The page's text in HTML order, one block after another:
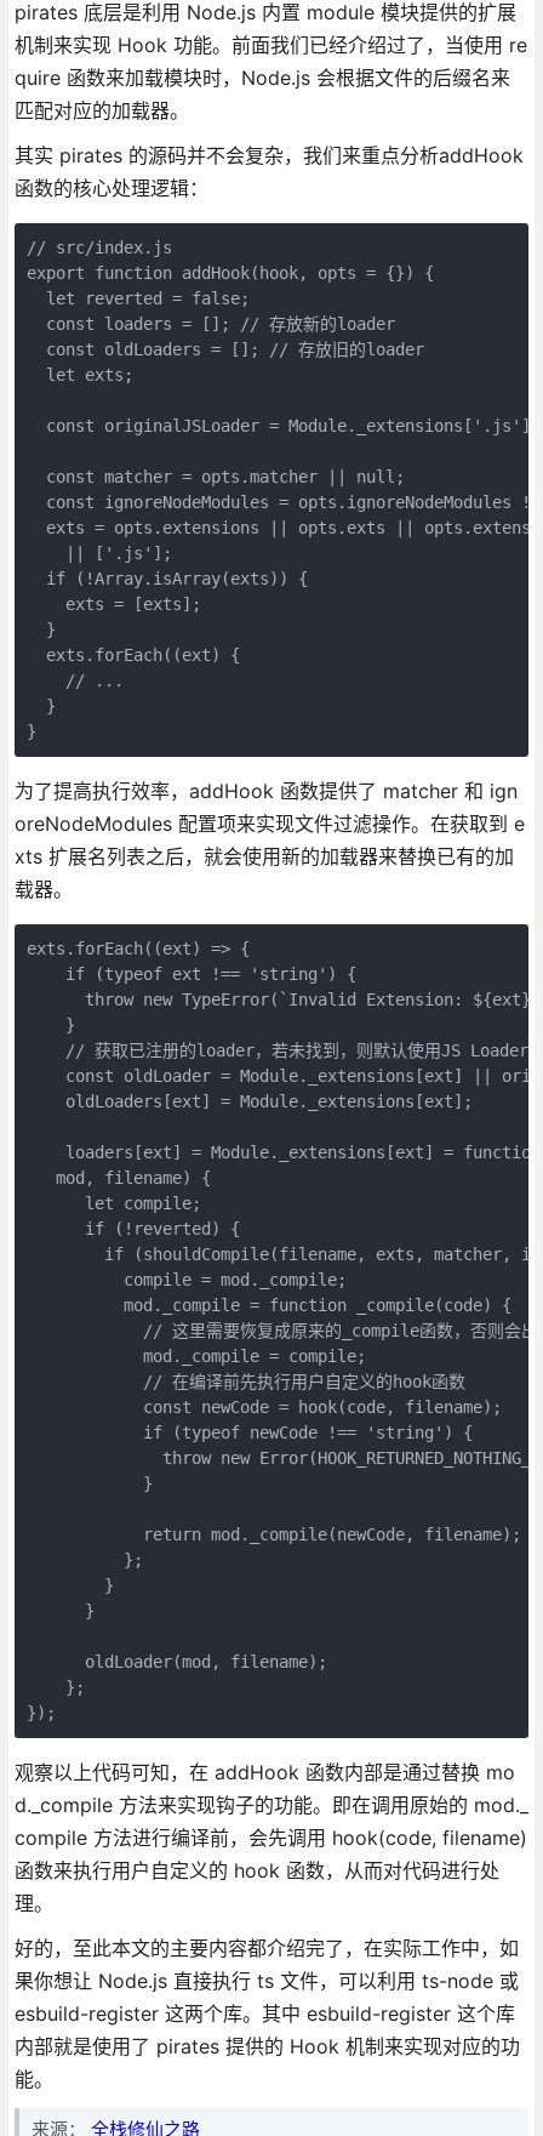
pirates 底层是利用 Node.js 内置 module 模块提供的扩展
机制来实现 Hook 功能。前面我们已经介绍过了，当使用 re
quire 函数来加载模块时，Node.js 会根据文件的后缀名来
匹配对应的加载器。
其实 pirates 的源码并不会复杂，我们来重点分析addHook
函数的核心处理逻辑：
// src/index.js
export function addHook(hook, opts = {}) {
  let reverted = false;
  const loaders = []; // 存放新的loader
  const oldLoaders = []; // 存放旧的loader
  let exts;
const originalJSLoader =
  const matcher = opts.matcher || null;
const ignoreNodeModules = opts.ignoreNodeModules
exts = opts.extensions || opts.exts ||
    || ['.js'];
  if (!Array.isArray(exts)) {
    exts = [exts];
  }
  exts.forEach((ext) {
    // ...
  }
}
为了提高执行效率，addHook 函数提供了 matcher 和 ign
oreNodeModules 配置项来实现文件过滤操作。在获取到 e
xts 扩展名列表之后，就会使用新的加载器来替换已有的加
载器。
exts.forEach((ext) => {
    if (typeof ext !== 'string') {
throw new TypeError(`Invalid Extension:
    }
    // 获取已注册的loader，若未找到，则默认使用JS Loader
const oldLoader = Module._extensions[ext] ||
    oldLoaders[ext] = Module._extensions[ext];
loaders[ext] = Module._extensions[ext] =
   mod, filename) {
      let compile;
      if (!reverted) {
if (shouldCompile(filename, exts, matcher,
          compile = mod._compile;
          mod._compile = function _compile(code) {
// 这里需要恢复成原来的_compile函数，否则会出
            mod._compile = compile;
            // 在编译前先执行用户自定义的hook函数
            const newCode = hook(code, filename);
            if (typeof newCode !== 'string') {
throw new
            }
            return mod._compile(newCode, filename);
          };
        }
      }
      oldLoader(mod, filename);
    };
});
观察以上代码可知，在 addHook 函数内部是通过替换 mo
d._compile 方法来实现钩子的功能。即在调用原始的 mod._
compile 方法进行编译前，会先调用 hook(code, filename)
函数来执行用户自定义的 hook 函数，从而对代码进行处
理。
好的，至此本文的主要内容都介绍完了，在实际工作中，如
果你想让 Node.js 直接执行 ts 文件，可以利用 ts-node 或
esbuild-register 这两个库。其中 esbuild-register 这个库
内部就是使用了 pirates 提供的 Hook 机制来实现对应的功
能。
来源： 全栈修仙之路